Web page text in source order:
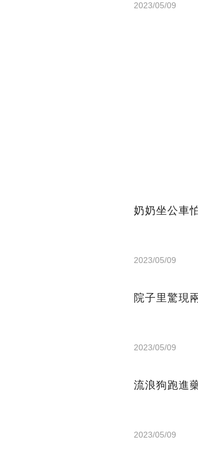
2023/05/09
奶奶坐公車
2023/05/09
院子里驚現
2023/05/09
流浪狗跑進
2023/05/09